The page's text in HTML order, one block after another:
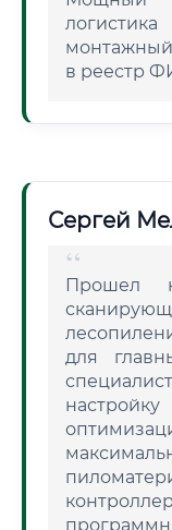
в реестр
Сергей
Прошел
для